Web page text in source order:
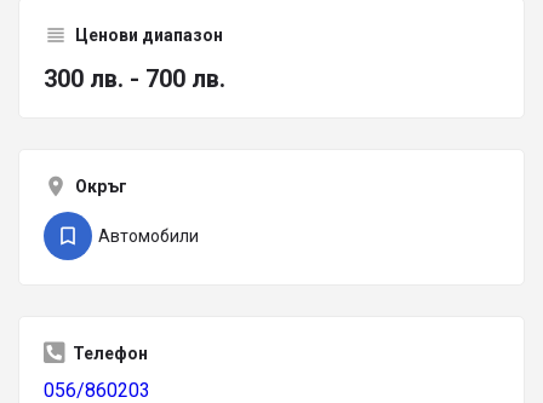
Ценови диапазон
300 лв. - 700 лв.
Окръг
Автомобили
Телефон
056/860203